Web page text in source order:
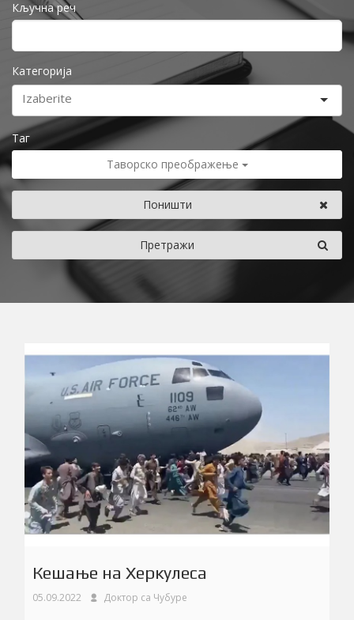
Кључна реч
Категорија
Таг
Таворско преображење
Поништи
Претражи
Кешање на Херкулеса
05.09.2022 Доктор са Чубуре